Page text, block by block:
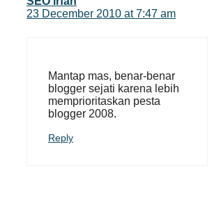
23 December 2010 at 7:47 am
Mantap mas, benar-benar
blogger sejati karena lebih
memprioritaskan pesta
blogger 2008.
Reply